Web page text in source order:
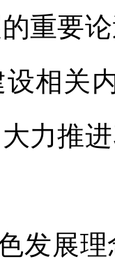
重要
相关
力推
发展